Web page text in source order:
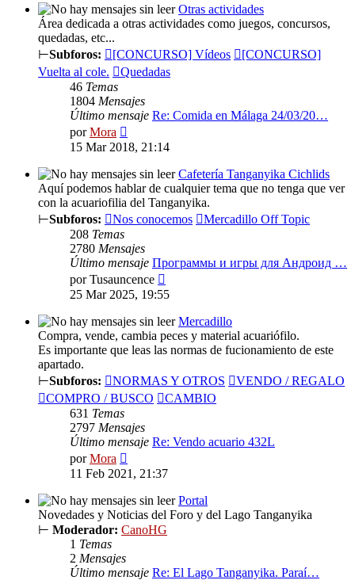
Otras actividades
Área dedicada a otras actividades como juegos, concursos,
quedadas, etc...
⊢Subforos: [CONCURSO] Vídeos
[CONCURSO]
Vuelta al cole.
Quedadas
46 Temas
1804 Mensajes
Último mensaje Re: Comida en Málaga 24/03/20…
porMora
último
mensaje
15 Mar 2018, 21:14
Cafetería Tanganyika Cichlids
Aquí podemos hablar de cualquier tema que no tenga que ver
con la acuariofilia del Tanganyika.
⊢Subforos: Nos conocemos
Mercadillo Off Topic
208 Temas
2780 Mensajes
Último mensaje Программы и игры для Андроид …
porTusauncence
último
25 Mar 2025, 19:55
Mercadillo
Compra, vende, cambia peces y material acuariófilo.
Es importante que leas las normas de fucionamiento de este
apartado.
⊢Subforos: NORMAS Y OTROS
VENDO / REGALO
COMPRO / BUSCO
CAMBIO
631 Temas
2797 Mensajes
Último mensaje Re: Vendo acuario 432L
porMora
último
mensaje
11 Feb 2021, 21:37
Portal
Novedades y Noticias del Foro y del Lago Tanganyika
⊢ Moderador: CanoHG
1 Temas
2 Mensajes
Último mensaje Re: El Lago Tanganyika. Paraí…